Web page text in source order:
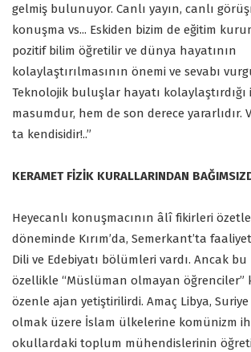
gelmiş bulunuyor. Canlı yayın, canlı
konuşma vs... Eskiden bizim de eğitim
pozitif bilim öğretilir ve dünya hayatının
kolaylaştırılmasının önemi ve sevabı
Teknolojik buluşlar hayatı kolaylaştırdığı
masumdur, hem de son derece yararlıdır.
ta kendisidir!..”
KERAMET FİZİK KURALLARINDAN
Heyecanlı konuşmacının âlî fikirleri
döneminde Kırım’da, Semerkant’ta
Dili ve Edebiyatı bölümleri vardı. Ancak
özellikle “Müslüman olmayan öğrenciler”
özenle ajan yetiştirilirdi. Amaç Libya,
olmak üzere İslam ülkelerine komünizm
okullardaki toplum mühendislerinin